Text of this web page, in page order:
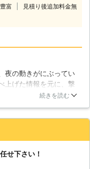
には何の問題もありませ
アリ駆除はぜひ私たちに
しております。 【湿
す】 シロアリの大好物
、湿った木材しか食べな
けません。床下に被害が
富
見積り後追加料金無
夜の動きがにぶってい
上げた情報を元に、撃
、何か所か刺され、こ
。また機会があれ
続きを読む
せ下さい！